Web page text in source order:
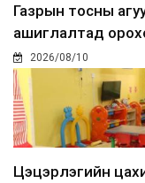
Газрын тосны
ашиглалтад
2026/08/10
Цэцэрлэгийн